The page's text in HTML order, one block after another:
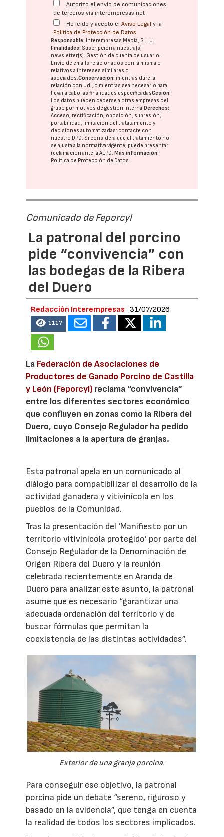
Autorizo el envío de comunicaciones
de terceros vía interempresas.net
He leído y acepto elAviso Legal y la
Política de Protección de Datos
Responsable: Interempresas Media, S.L.U.
Finalidades: Suscripción a nuestra(s)
newsletter(s). Gestión de cuenta de usuario.
Envío de emails relacionados con la misma o
relativos a intereses similares o
asociados.Conservación: mientras dure la
relación con Ud., o mientras sea necesario para
llevar a cabo las finalidades especificadasCesión:
Los datos pueden cederse a otras empresas del
grupo por motivos de gestión interna.Derechos:
Acceso, rectificación, oposición, supresión,
portabilidad, limitación del tratatamiento y
decisiones automatizadas: contacte con
nuestro DPD. Si considera que el tratamiento no
se ajusta a la normativa vigente, puede presentar
reclamación ante laAEPD.Más información:
Política de Protección de Datos
Comunicado de Feporcyl
La patronal del porcino
pide “convivencia” con
las bodegas de la Ribera
del Duero
Redacción Interempresas 31/07/2026
1117
La Federación de Asociaciones de
Productores de Ganado Porcino de Castilla
y León (Feporcyl) reclama “convivencia”
entre los diferentes sectores económico
que confluyen en zonas como la Ribera del
Duero, cuyo Consejo Regulador ha pedido
limitaciones a la apertura de granjas.
Esta patronal apela en un comunicado al
diálogo para compatibilizar el desarrollo de la
actividad ganadera y vitivinícola en los
pueblos de la Comunidad.
Tras la presentación del ‘Manifiesto por un
territorio vitivinícola protegido’ por parte del
Consejo Regulador de la Denominación de
Origen Ribera del Duero y la reunión
celebrada recientemente en Aranda de
Duero para analizar este asunto, la patronal
asume que es necesario “garantizar una
adecuada ordenación del territorio y de
buscar fórmulas que permitan la
coexistencia de las distintas actividades”.
Exterior de una granja porcina.
Para conseguir ese objetivo, la patronal
porcina pide un debate “sereno, riguroso y
basado en la evidencia”, que tenga en cuenta
la realidad de todos los sectores implicados.